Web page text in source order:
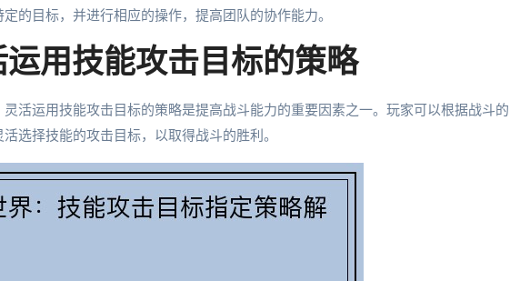
的目标，并进行相应的操作，提高团队的协作能力。
用技能攻击目标的策略
活运用技能攻击目标的策略是提高战斗能力的重要因素之一。玩家可以根据战斗的
选择技能的攻击目标，以取得战斗的胜利。